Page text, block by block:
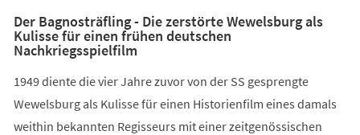
Der Bagnosträfling - Die zerstörte Wewelsburg als
Kulisse für einen frühen deutschen
Nachkriegsspielfilm
1949 diente die vier Jahre zuvor von der SS gesprengte
Wewelsburg als Kulisse für einen Historienfilm eines damals
weithin bekannten Regisseurs mit einer zeitgenössischen